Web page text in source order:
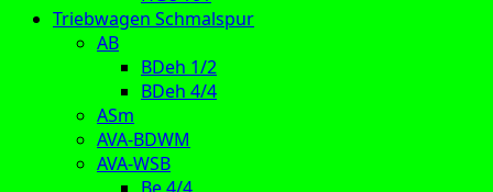
Triebwagen Schmalspur
AB
BDeh 1/2
BDeh 4/4
ASm
AVA-BDWM
AVA-WSB